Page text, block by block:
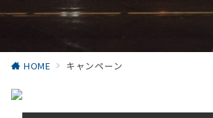
HOME キャンペーン